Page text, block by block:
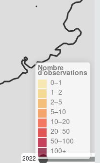
2022
Nombre
d'observations
0–1
1–2
2–5
5–10
10–20
20–50
50–100
100+